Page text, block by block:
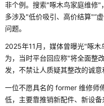
非个例。搜索"啄木鸟家庭维修
多涉及"低价吸引、高价结算"“
问题。
2025年11月，媒体曾曝光"啄
为，当时平台回应称"将全面整
发，不禁让人质疑其整改的诚意
一位不愿具名的 former 维修师
低，主要靠推销新配件、新设